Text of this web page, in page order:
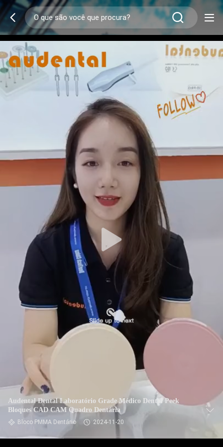
Audental Dental Laboratório Grade Médico Dental Peek
Bloques CAD CAM Quadro Dentária
Bloco PMMA Dentário 2024-11-20